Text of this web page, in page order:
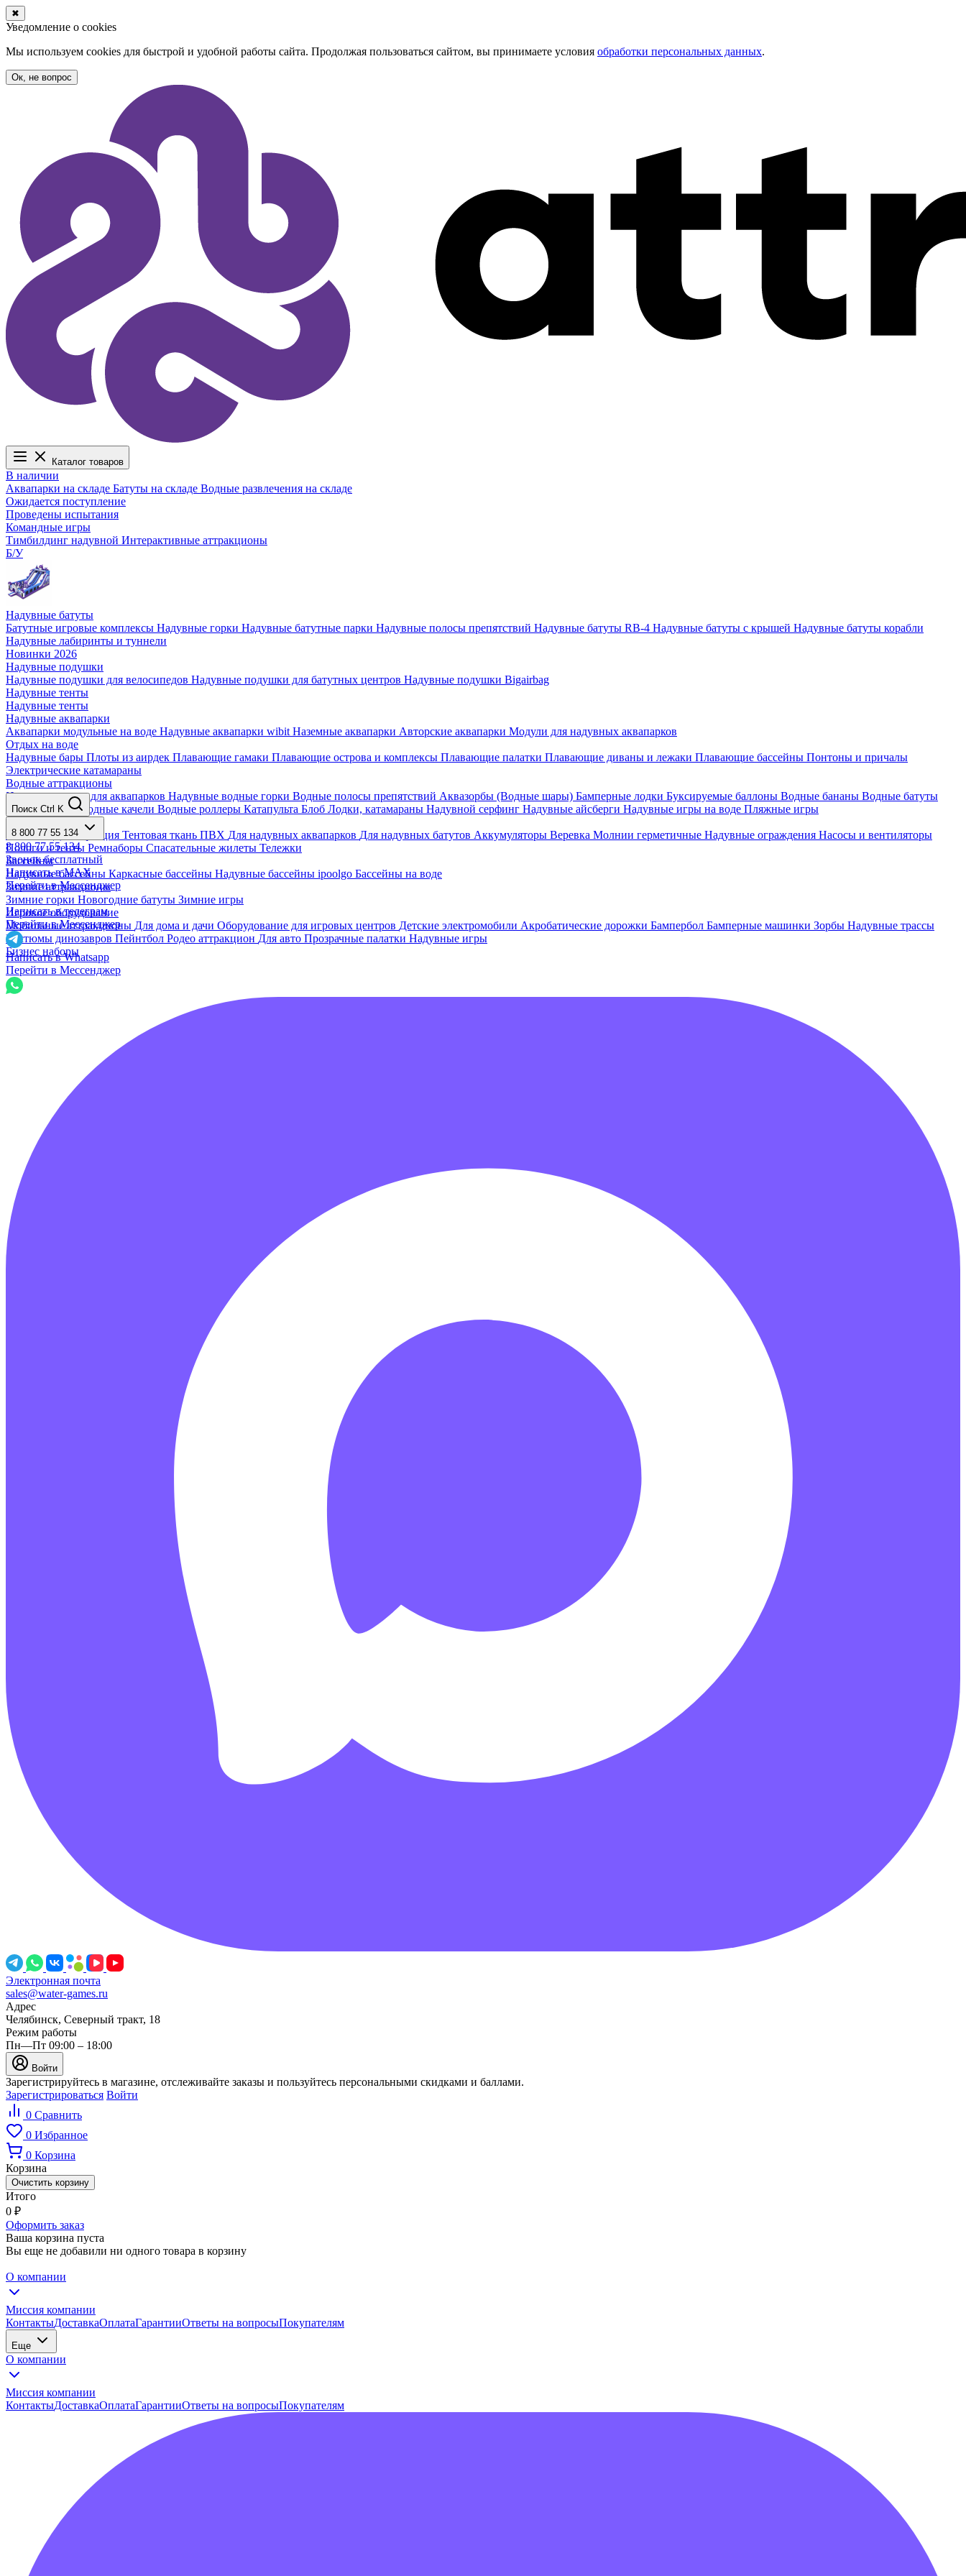
✖
Уведомление о cookies
Мы используем cookies для быстрой и удобной работы сайта. Продолжая пользоваться сайтом, вы принимаете условия обработки персональных данных.
Ок, не вопрос
Каталог товаров
В наличии
Аквапарки на складе Батуты на складе Водные развлечения на складе
Ожидается поступление
Проведены испытания
Командные игры
Тимбилдинг надувной Интерактивные аттракционы
Б/У
Надувные батуты
Батутные игровые комплексы Надувные горки Надувные батутные парки Надувные полосы препятствий Надувные батуты RB-4 Надувные батуты с крышей Надувные батуты корабли
Надувные лабиринты и туннели
Новинки 2026
Надувные подушки
Надувные подушки для велосипедов Надувные подушки для батутных центров Надувные подушки Bigairbag
Надувные тенты
Надувные тенты
Надувные аквапарки
Аквапарки модульные на воде Надувные аквапарки wibit Наземные аквапарки Авторские аквапарки Модули для надувных аквапарков
Отдых на воде
Надувные бары Плоты из аирдек Плавающие гамаки Плавающие острова и комплексы Плавающие палатки Плавающие диваны и лежаки Плавающие бассейны Понтоны и причалы
Электрические катамараны
Водные аттракционы
Надувные круги для аквапарков Надувные водные горки Водные полосы препятствий Аквазорбы (Водные шары) Бамперные лодки Буксируемые баллоны Водные бананы Водные батуты
Водные зорбыВодные качели Водные роллеры Катапульта Блоб Лодки, катамараны Надувной серфинг Надувные айсберги Надувные игры на воде Пляжные игры
Аксессуары
ЗапчастиДезинфекция Тентовая ткань ПВХ Для надувных аквапарков Для надувных батутов Аккумуляторы Веревка Молнии герметичные Надувные ограждения Насосы и вентиляторы
Пологи и тенты Ремнаборы Спасательные жилеты Тележки
Бассейны
Надувные бассейны Каркасные бассейны Надувные бассейны ipoolgo Бассейны на воде
Зимние аттракционы
Зимние горки Новогодние батуты Зимние игры
Игровое оборудование
Мобильные аттракционы Для дома и дачи Оборудование для игровых центров Детские электромобили Акробатические дорожки Бампербол Бамперные машинки Зорбы Надувные трассы
Костюмы динозавров Пейнтбол Родео аттракцион Для авто Прозрачные палатки Надувные игры
Бизнес наборы
Поиск Ctrl K
8 800 77 55 134
8 800 77 55 134
Звонок бесплатный
Написать в MAX
Перейти в Мессенджер
Написать в телеграм
Перейти в Мессенджер
Написать в Whatsapp
Перейти в Мессенджер
Электронная почта
sales@water-games.ru
Адрес
Челябинск, Северный тракт, 18
Режим работы
Пн—Пт 09:00 – 18:00
Войти
Зарегистрируйтесь в магазине, отслеживайте заказы и пользуйтесь персональными скидками и баллами.
Зарегистрироваться Войти
0 Сравнить
0 Избранное
0 Корзина
Корзина
Очистить корзину
Итого
0 ₽
Оформить заказ
Ваша корзина пуста
Вы еще не добавили ни одного товара в корзину
О компании
Миссия компании
КонтактыДоставкаОплатаГарантииОтветы на вопросыПокупателям
Еще
О компании
Миссия компании
КонтактыДоставкаОплатаГарантииОтветы на вопросыПокупателям